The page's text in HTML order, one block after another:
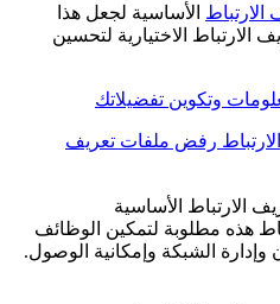
الأساسية لجعل هذا
الارتباط الاختيارية لتحسين
وتكوين تفضيلاتك
رفض ملفات تعريف
الارتباط الأساسية
هذه مطلوبة لتمكين الوظائف
وإدارة الشبكة وإمكانية الوصول.